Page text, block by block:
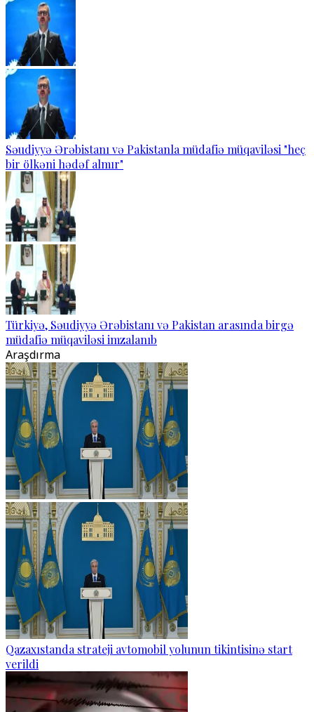
Səudiyyə Ərəbistanı və Pakistanla müdafiə müqaviləsi "heç
bir ölkəni hədəf almır"
Türkiyə, Səudiyyə Ərəbistanı və Pakistan arasında birgə
müdafiə müqaviləsi imzalanıb
Araşdırma
Qazaxıstanda strateji avtomobil yolunun tikintisinə start
verildi